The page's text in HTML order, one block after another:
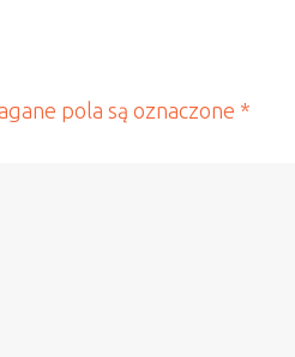
pola są oznaczone *